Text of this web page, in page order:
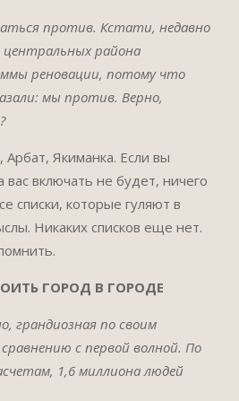
против. Кстати, недавно
района
реновации, потому что
мы против. Верно,
Якиманка. Если вы
вас включать не будет, ничего
списки, которые гуляют в
Никаких списков еще нет.
ГОРОД В ГОРОДЕ
грандиозная по своим
с первой волной. По
1,6 миллиона людей